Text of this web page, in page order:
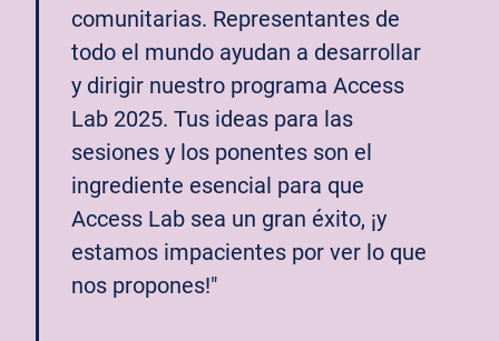
comunitarias. Representantes de
todo el mundo ayudan a desarrollar
y dirigir nuestro programa Access
Lab 2025. Tus ideas para las
sesiones y los ponentes son el
ingrediente esencial para que
Access Lab sea un gran éxito, ¡y
estamos impacientes por ver lo que
nos propones!"